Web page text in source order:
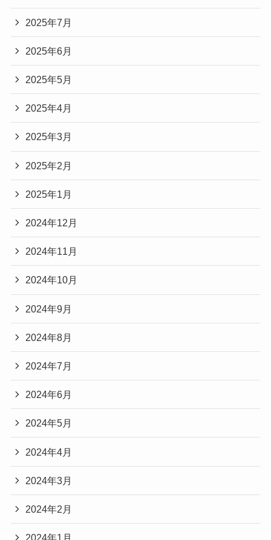
2025年7月
2025年6月
2025年5月
2025年4月
2025年3月
2025年2月
2025年1月
2024年12月
2024年11月
2024年10月
2024年9月
2024年8月
2024年7月
2024年6月
2024年5月
2024年4月
2024年3月
2024年2月
2024年1月